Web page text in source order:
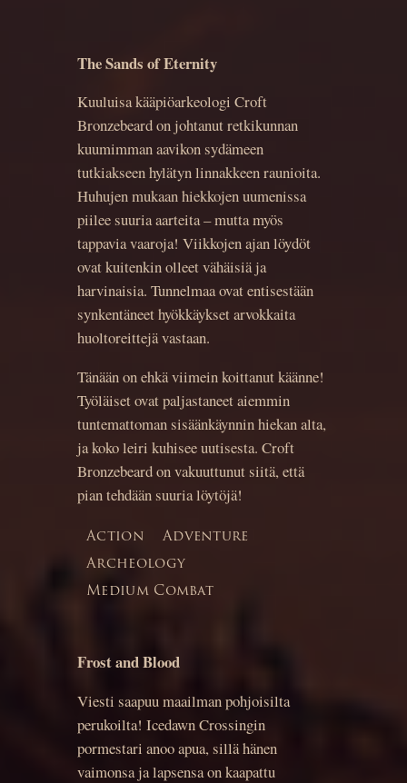
The Sands of Eternity
Kuuluisa kääpiöarkeologi Croft
Bronzebeard on johtanut retkikunnan
kuumimman aavikon sydämeen
tutkiakseen hylätyn linnakkeen raunioita.
Huhujen mukaan hiekkojen uumenissa
piilee suuria aarteita – mutta myös
tappavia vaaroja! Viikkojen ajan löydöt
ovat kuitenkin olleet vähäisiä ja
harvinaisia. Tunnelmaa ovat entisestään
synkentäneet hyökkäykset arvokkaita
huoltoreittejä vastaan.
Tänään on ehkä viimein koittanut käänne!
Työläiset ovat paljastaneet aiemmin
tuntemattoman sisäänkäynnin hiekan alta,
ja koko leiri kuhisee uutisesta. Croft
Bronzebeard on vakuuttunut siitä, että
pian tehdään suuria löytöjä!
Action
Adventure
Archeology
Medium Combat
Frost and Blood
Viesti saapuu maailman pohjoisilta
perukoilta! Icedawn Crossingin
pormestari anoo apua, sillä hänen
vaimonsa ja lapsensa on kaapattu